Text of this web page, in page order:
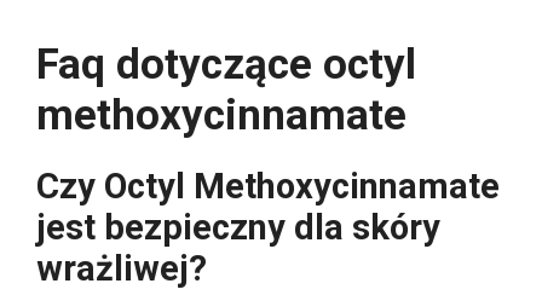
Faq dotyczące octyl
methoxycinnamate
Czy Octyl Methoxycinnamate
jest bezpieczny dla skóry
wrażliwej?